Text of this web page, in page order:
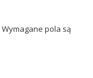
Wymagane pola są